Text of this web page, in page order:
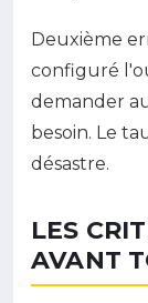
Deuxième
configuré
demander
besoin. Le
désastre.
LES
AVANT